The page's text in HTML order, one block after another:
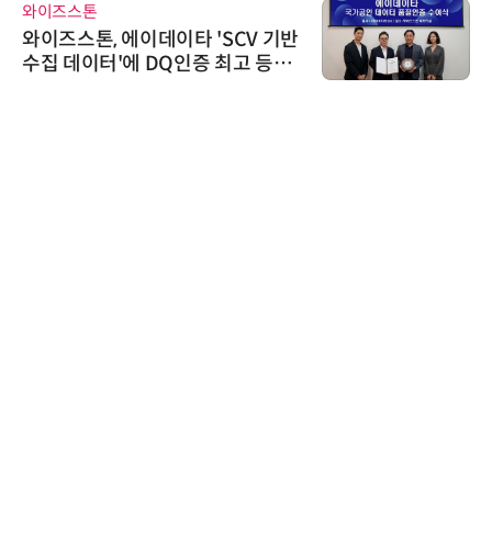
와이즈스톤
와이즈스톤, 에이데이타 'SCV 기반
수집 데이터'에 DQ인증 최고 등급